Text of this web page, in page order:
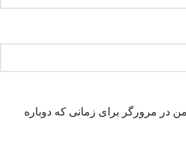
در مرورگر برای زمانی که دوباره